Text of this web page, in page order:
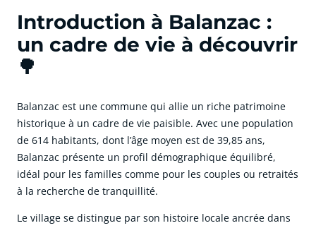
Introduction à Balanzac :
un cadre de vie à découvrir
🌳
Balanzac est une commune qui allie un riche patrimoine
historique à un cadre de vie paisible. Avec une population
de 614 habitants, dont l’âge moyen est de 39,85 ans,
Balanzac présente un profil démographique équilibré,
idéal pour les familles comme pour les couples ou retraités
à la recherche de tranquillité.
Le village se distingue par son histoire locale ancrée dans